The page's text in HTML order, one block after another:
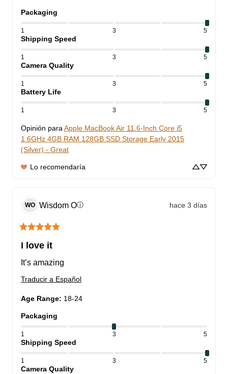
Packaging
1 3 5
Shipping Speed
1 3 5
Camera Quality
1 3 5
Battery Life
1 3 5
Opinión para Apple MacBook Air 11.6-Inch Core i5
1.6GHz 4GB RAM 128GB SSD Storage Early 2015
(Silver) - Great
Lo recomendaría
WO Wisdom Oⓘ hace 3 días
I love it
It’s amazing
Traducir a Español
Age Range: 18-24
Packaging
1 3 5
Shipping Speed
1 3 5
Camera Quality